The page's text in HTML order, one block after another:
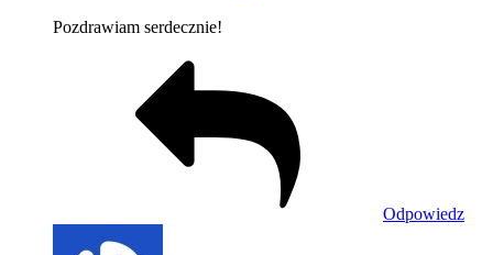
Pozdrawiam serdecznie!
Odpowiedz